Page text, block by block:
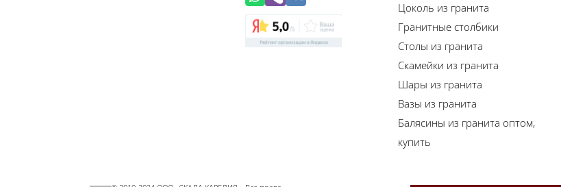
Цоколь из гранита
Гранитные столбики
Столы из гранита
Скамейки из гранита
Шары из гранита
Вазы из гранита
Балясины из гранита оптом,
купить